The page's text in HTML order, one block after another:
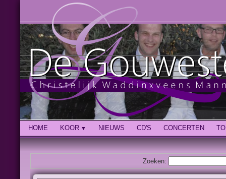
HOME KOOR NIEUWS CD'S CONCERTEN
Zoeken: